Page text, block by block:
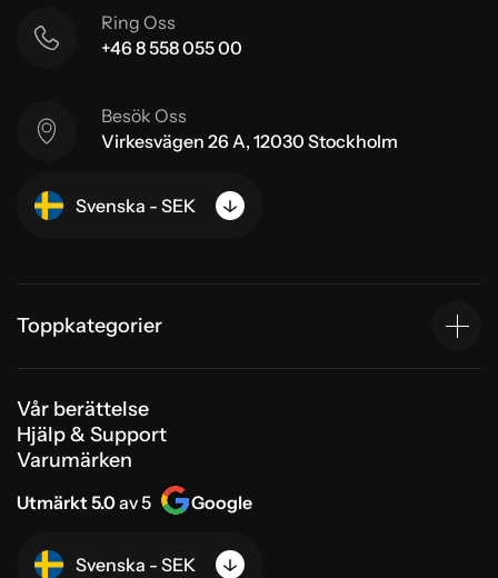
Ring Oss
+46 8 558 055 00
Besök Oss
Virkesvägen 26 A, 12030 Stockholm
Svenska - SEK
Toppkategorier
Vår berättelse
Hjälp & Support
Varumärken
Utmärkt 5.0av 5 Google
Svenska - SEK